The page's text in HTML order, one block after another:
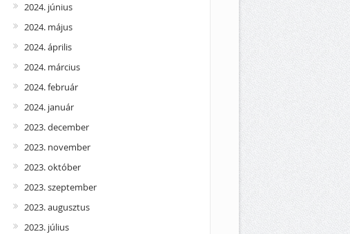
2024. június
2024. május
2024. április
2024. március
2024. február
2024. január
2023. december
2023. november
2023. október
2023. szeptember
2023. augusztus
2023. július